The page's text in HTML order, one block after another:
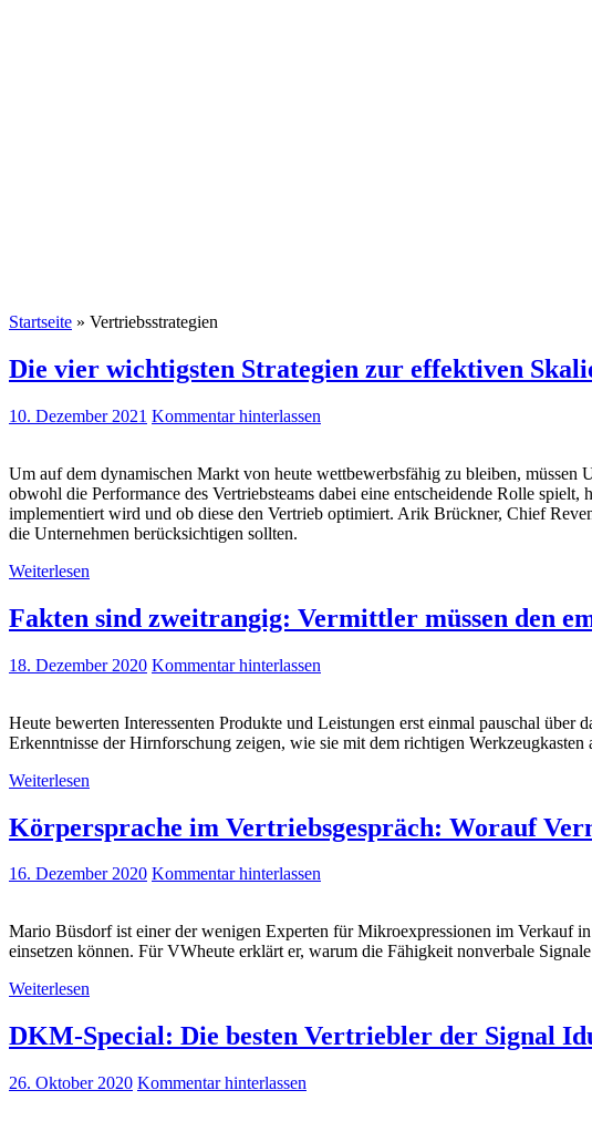
Startseite » Vertriebsstrategien
Die vier wichtigsten Strategien zur effektiven
10. Dezember 2021 Kommentar hinterlassen
Um auf dem dynamischen Markt von heute wettbewerbsfähig zu bleiben, müssen
obwohl die Performance des Vertriebsteams dabei eine entscheidende Rolle
implementiert wird und ob diese den Vertrieb optimiert. Arik Brückner, Chief
die Unternehmen berücksichtigen sollten.
Weiterlesen
Fakten sind zweitrangig: Vermittler müssen den
18. Dezember 2020 Kommentar hinterlassen
Heute bewerten Interessenten Produkte und Leistungen erst einmal pauschal
Erkenntnisse der Hirnforschung zeigen, wie sie mit dem richtigen
Weiterlesen
Körpersprache im Vertriebsgespräch: Worauf
16. Dezember 2020 Kommentar hinterlassen
Mario Büsdorf ist einer der wenigen Experten für Mikroexpressionen im Verkauf
einsetzen können. Für VWheute erklärt er, warum die Fähigkeit nonverbale
Weiterlesen
DKM-Special: Die besten Vertriebler der Signal
26. Oktober 2020 Kommentar hinterlassen